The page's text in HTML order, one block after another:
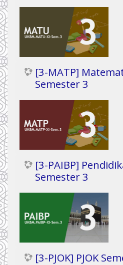
[3-MATP]
Semester 3
[3-PAIBP]
Semester 3
[3-PJOK] PJOK